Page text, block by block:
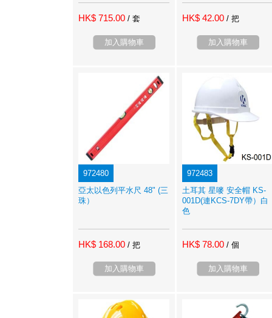
HK$ 715.00 / 套
加入購物車
HK$ 42.00 / 把
加入購物車
972480
亞太以色列平水尺 48" (三
珠）
HK$ 168.00 / 把
加入購物車
972483
土耳其 星嘜 安全帽 KS-
001D(連KCS-7DY帶）白
色
HK$ 78.00 / 個
加入購物車